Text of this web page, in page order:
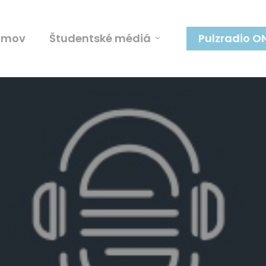
Študentské médiá Pulzradio